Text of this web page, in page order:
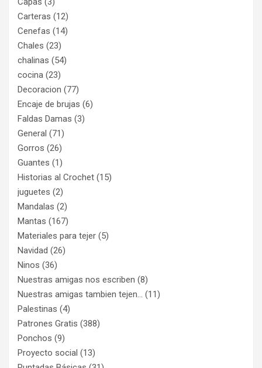
Carteras (12)
Cenefas (14)
Chales (23)
chalinas (54)
cocina (23)
Decoracion (77)
Encaje de brujas (6)
Faldas Damas (3)
General (71)
Gorros (26)
Guantes (1)
Historias al Crochet (15)
juguetes (2)
Mandalas (2)
Mantas (167)
Materiales para tejer (5)
Navidad (26)
Ninos (36)
Nuestras amigas nos escriben (8)
Nuestras amigas tambien tejen…
(11)
Palestinas (4)
Patrones Gratis (388)
Ponchos (9)
Proyecto social (13)